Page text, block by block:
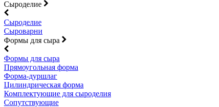
Сыроделие
Сыроделие
Сыроварни
Формы для сыра
Формы для сыра
Прямоугольная форма
Форма-дуршлаг
Цилиндрическая форма
Комплектующие для сыроделия
Сопутствующие